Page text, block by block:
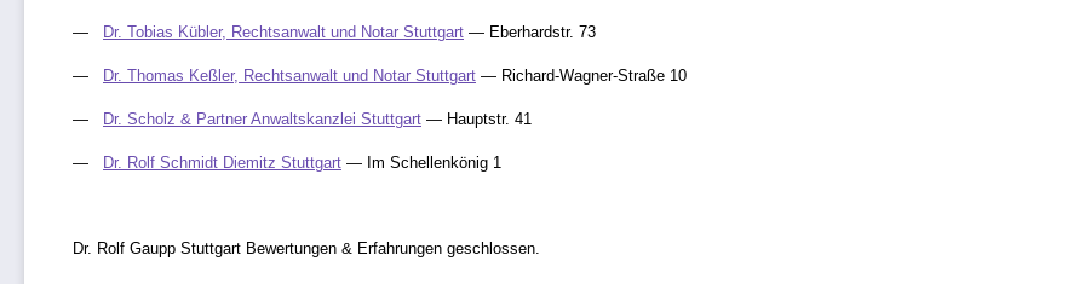
Dr. Tobias Kübler, Rechtsanwalt und Notar Stuttgart — Eberhardstr. 73
Dr. Thomas Keßler, Rechtsanwalt und Notar Stuttgart — Richard-Wagner-Straße 10
Dr. Scholz & Partner Anwaltskanzlei Stuttgart — Hauptstr. 41
Dr. Rolf Schmidt Diemitz Stuttgart — Im Schellenkönig 1
Dr. Rolf Gaupp Stuttgart Bewertungen & Erfahrungen geschlossen.